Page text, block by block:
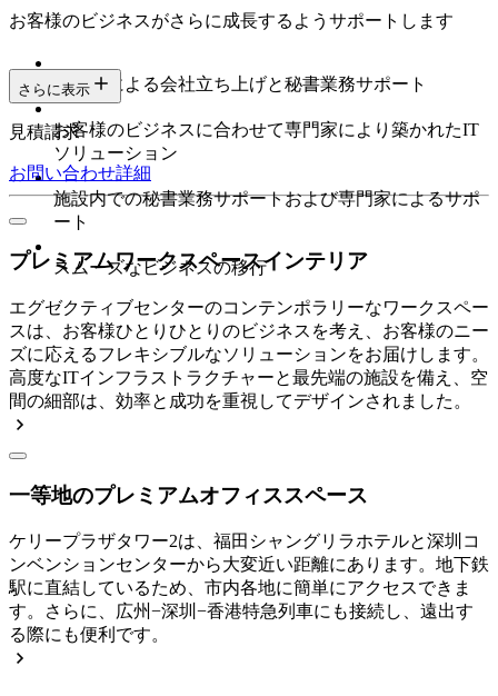
お客様のビジネスがさらに成長するようサポートします
専門家による会社立ち上げと秘書業務サポート
お客様のビジネスに合わせて専門家により築かれたIT
ソリューション
施設内での秘書業務サポートおよび専門家によるサポ
ート
スムーズなビジネスの移行
さらに表示
見積請求
お問い合わせ詳細
プレミアムワークスペースインテリア
エグゼクティブセンターのコンテンポラリーなワークスペー
スは、お客様ひとりひとりのビジネスを考え、お客様のニー
ズに応えるフレキシブルなソリューションをお届けします。
高度なITインフラストラクチャーと最先端の施設を備え、空
間の細部は、効率と成功を重視してデザインされました。
一等地のプレミアムオフィススペース
ケリープラザタワー2は、福田シャングリラホテルと深圳コ
ンベンションセンターから大変近い距離にあります。地下鉄
駅に直結しているため、市内各地に簡単にアクセスできま
す。さらに、広州−深圳−香港特急列車にも接続し、遠出す
る際にも便利です。